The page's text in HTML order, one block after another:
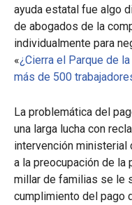
ayuda estatal fue algo
de abogados de la
individualmente para
«¿Cierra el Parque de
más de 500
La problemática del
una larga lucha con
intervención ministerial
a la preocupación de la
millar de familias se le
cumplimiento del pago